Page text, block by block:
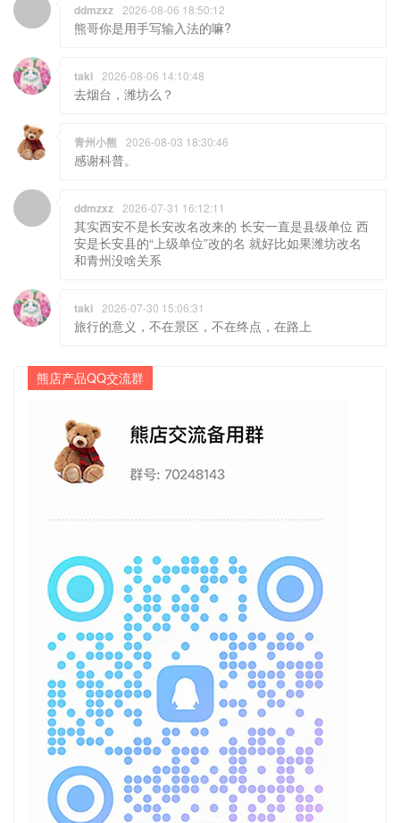
ddmzxz 2026-08-06 18:50:12
熊哥你是用手写输入法的嘛?
taki 2026-08-06 14:10:48
去烟台，潍坊么？
青州小熊 2026-08-03 18:30:46
感谢科普。
ddmzxz 2026-07-31 16:12:11
其实西安不是长安改名改来的 长安一直是县级单位 西
安是长安县的“上级单位”改的名 就好比如果潍坊改名
和青州没啥关系
taki 2026-07-30 15:06:31
旅行的意义，不在景区，不在终点，在路上
熊店产品QQ交流群